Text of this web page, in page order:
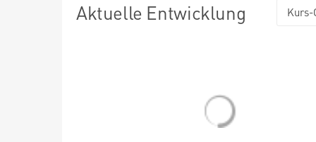
Aktuelle Entwicklung Kurs-